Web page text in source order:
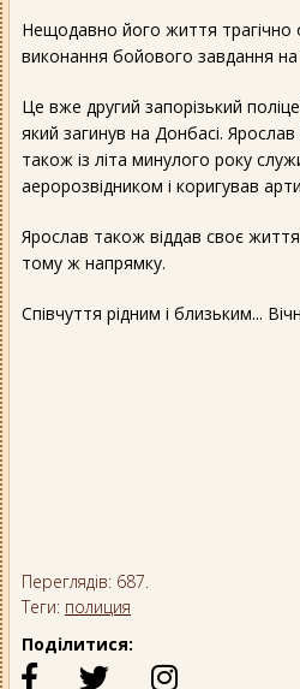
Нещодавно його життя трагічно
виконання бойового завдання
Це вже другий запорізький
який загинув на Донбасі.
також із літа минулого року
аеророзвідником і коригував
Ярослав також віддав своє
тому ж напрямку.
Співчуття рідним і близьким...
Переглядів: 687.
Теги: полиция
Поділитися: